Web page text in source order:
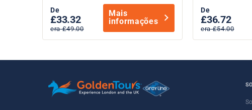
De
£33.32
era £49.00
Mais
informações
De
£36.72
era £54.00